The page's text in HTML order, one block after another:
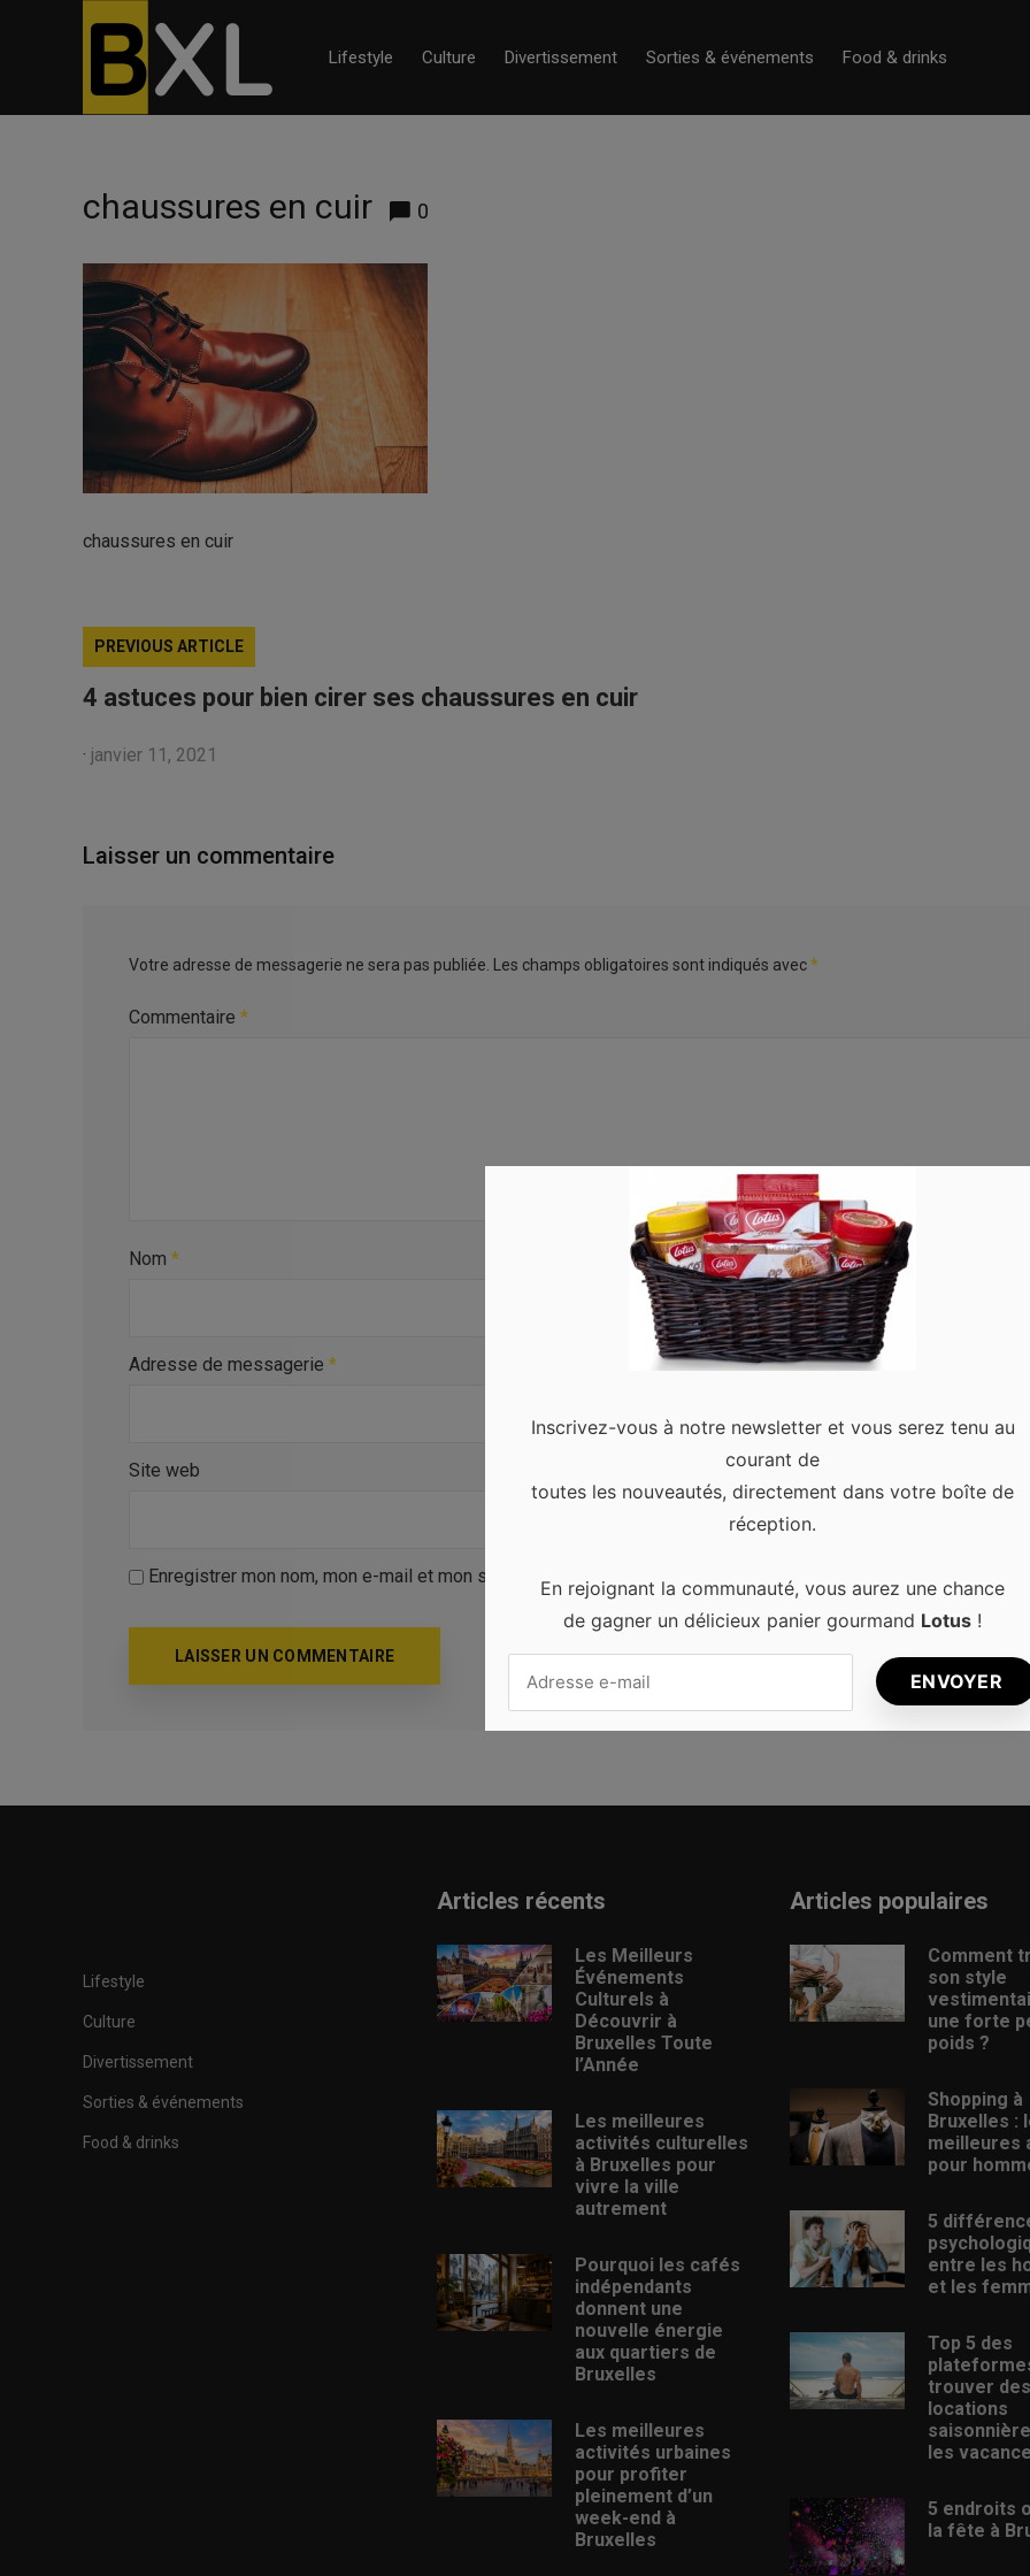
Lifestyle Culture Divertissement Sorties & événements Food & drinks
chaussures en cuir 0
chaussures en cuir
PREVIOUS ARTICLE
4 astuces pour bien cirer ses chaussures en cuir
· janvier 11, 2021
Laisser un commentaire
Votre adresse de messagerie ne sera pas publiée. Les champs obligatoires sont indiqués avec*
Commentaire *
Nom *
Adresse de messagerie *
Site web
Enregistrer mon nom, mon e-mail et mon site web dans le navigateur pour mon prochain commentaire.
Lifestyle
Culture
Divertissement
Sorties & événements
Food & drinks
Articles récents
Les Meilleurs
Événements
Culturels à
Découvrir à
Bruxelles Toute
l’Année
Les meilleures
activités culturelles
à Bruxelles pour
vivre la ville
autrement
Pourquoi les cafés
indépendants
donnent une
nouvelle énergie
aux quartiers de
Bruxelles
Les meilleures
activités urbaines
pour profiter
pleinement d’un
week-end à
Bruxelles
Articles populaires
Comment
son style
une forte
poids ?
Shopping à
Bruxelles :
meilleures
pour
5
entre les
et les
Top 5 des
trouver des
locations
les
5 endroits
la fête à
Inscrivez-vous à notre newsletter et vous serez tenu au
courant de
toutes les nouveautés, directement dans votre boîte de
réception.
En rejoignant la communauté, vous aurez une chance
de gagner un délicieux panier gourmand Lotus !